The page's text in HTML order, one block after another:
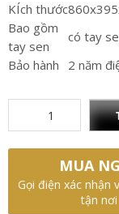
KÍch thước
Bao gồm
tay sen
có tay
Bảo hành
2 năm
MUA
Gọi điện xác nhận
tận nơi